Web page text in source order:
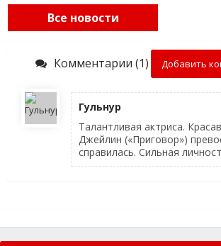
Все новости
Комментарии (1) Добавить
Гульнур
Талантливая актриса.
Джейлин («Приговор»)
справилась. Сильная